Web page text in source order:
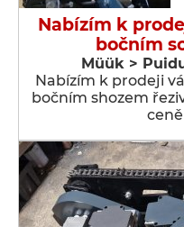
Nabízím k
bočním
Müük >
Nabízím k prodeji
bočním shozem
ceně